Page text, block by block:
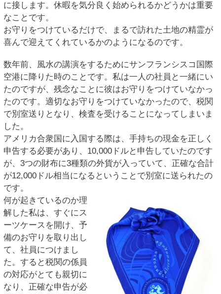
に接します。休暇を気分良く始められるかどうかは重要
なことです。
お守りをつけているだけで、まるで訪れた土地の精霊が
喜んで迎えてくれているかのようになるのです。
数年前、風水の講演をするためにサンフランシスコ国際
空港に降りた時のことです。私は一人の社員と一緒にい
たのですが、残念なことに彼はお守りをつけていなかっ
たのです。適切なお守りをつけていなかったので、税関
で別室送りとなり、検査を受けることになってしまいま
した。
アメリカ合衆国に入国する際は、手持ちの現金を正しく
申告する必要があり、10,000ドルと申告していたのです
が、3つの財布に3種類の外貨が入っていて、正確な合計
が12,000ドル相当になるということで別室に送られたの
です。
何が起きているのか理
解した私は、すぐにス
ーツケースを開け、予
備のお守りを取り出し
て、社員につけまし
た。すると税関の係員
の対応がとても親切に
なり、正確な申告が必